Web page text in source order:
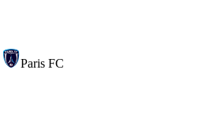
Paris FC